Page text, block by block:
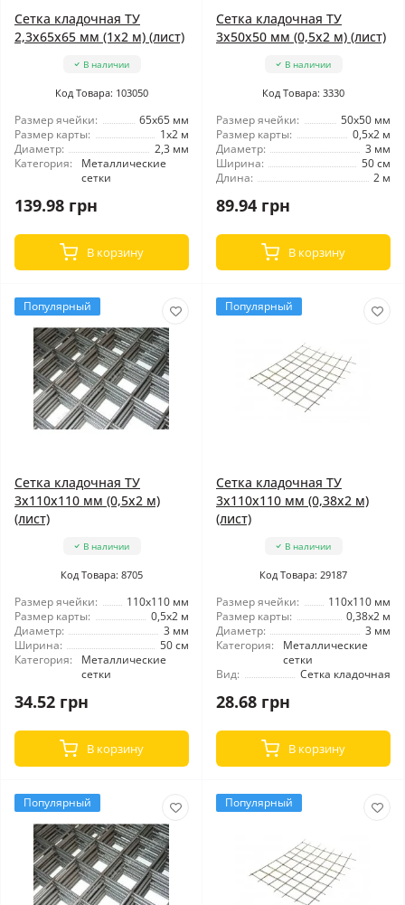
Сетка кладочная ТУ
2,3x65x65 мм (1x2 м) (лист)
В наличии
Код Товара: 103050
Размер ячейки:
65x65 мм
Размер карты:
1x2 м
Диаметр:
2,3 мм
Категория:
Металлические
сетки
139.98 грн
В корзину
Сетка кладочная ТУ
3x50x50 мм (0,5x2 м) (лист)
В наличии
Код Товара: 3330
Размер ячейки:
50x50 мм
Размер карты:
0,5x2 м
Диаметр:
3 мм
Ширина:
50 см
Длина:
2 м
89.94 грн
В корзину
Популярный
Сетка кладочная ТУ
3x110x110 мм (0,5x2 м)
(лист)
В наличии
Код Товара: 8705
Размер ячейки:
110x110 мм
Размер карты:
0,5x2 м
Диаметр:
3 мм
Ширина:
50 см
Категория:
Металлические
сетки
34.52 грн
В корзину
Популярный
Сетка кладочная ТУ
3x110x110 мм (0,38x2 м)
(лист)
В наличии
Код Товара: 29187
Размер ячейки:
110x110 мм
Размер карты:
0,38x2 м
Диаметр:
3 мм
Категория:
Металлические
сетки
Вид:
Сетка кладочная
28.68 грн
В корзину
Популярный Популярный